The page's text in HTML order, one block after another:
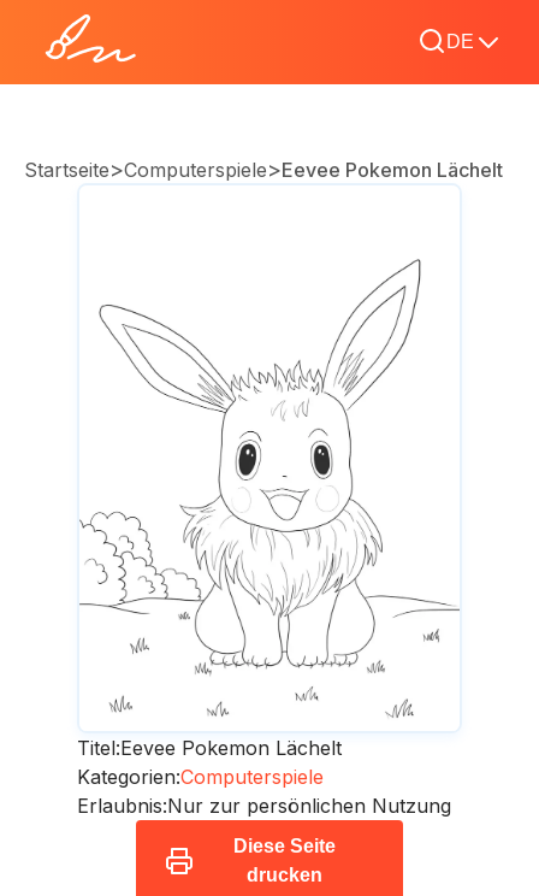
DE
Startseite>Computerspiele>Eevee Pokemon Lächelt
Titel:Eevee Pokemon Lächelt
Kategorien:Computerspiele
Erlaubnis:Nur zur persönlichen Nutzung
Diese Seite
drucken